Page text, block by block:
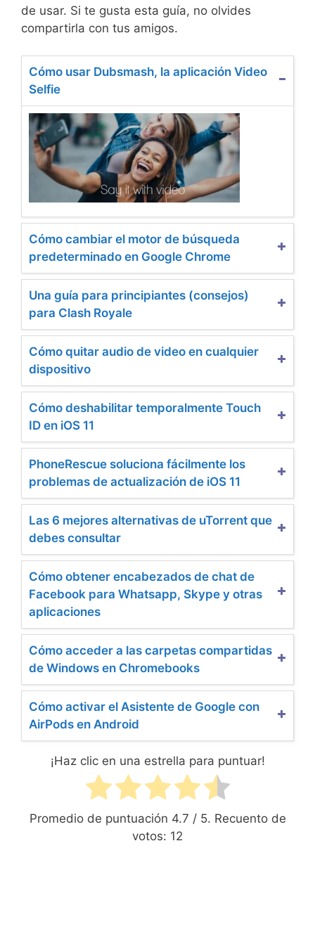
de usar. Si te gusta esta guía, no olvides
compartirla con tus amigos.
Cómo usar Dubsmash, la aplicación Video
Selfie
Cómo cambiar el motor de búsqueda
predeterminado en Google Chrome
Una guía para principiantes (consejos)
para Clash Royale
Cómo quitar audio de video en cualquier
dispositivo
Cómo deshabilitar temporalmente Touch
ID en iOS 11
PhoneRescue soluciona fácilmente los
problemas de actualización de iOS 11
Las 6 mejores alternativas de uTorrent que
debes consultar
Cómo obtener encabezados de chat de
Facebook para Whatsapp, Skype y otras
aplicaciones
Cómo acceder a las carpetas compartidas
de Windows en Chromebooks
Cómo activar el Asistente de Google con
AirPods en Android
¡Haz clic en una estrella para puntuar!
Promedio de puntuación 4.7 / 5. Recuento de
votos: 12